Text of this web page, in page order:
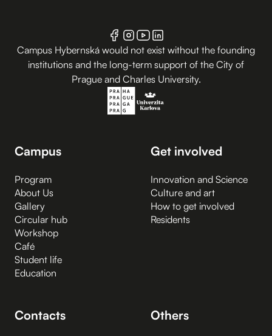
Campus Hybernská would not exist without the founding
institutions and the long-term support of the City of
Prague and Charles University.
Campus
Program
About Us
Gallery
Circular hub
Workshop
Café
Student life
Education
Get involved
Innovation and Science
Culture and art
How to get involved
Residents
Contacts Others